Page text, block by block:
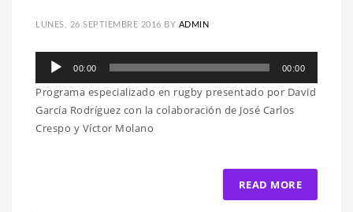
LUNES, 26 SEPTIEMBRE 2016 BY ADMIN
Reproductor
audio
00:00 00:00
Programa especializado en rugby presentado por David
García Rodríguez con la colaboración de José Carlos
Crespo y Víctor Molano
READ MORE